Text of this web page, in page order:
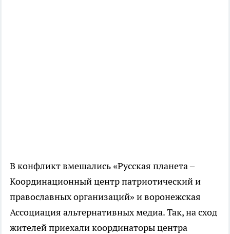
В конфликт вмешались «Русская планета –
Координационный центр патриотический и
православных организаций» и воронежская
Ассоциация альтернативных медиа. Так, на сход
жителей приехали координаторы центра